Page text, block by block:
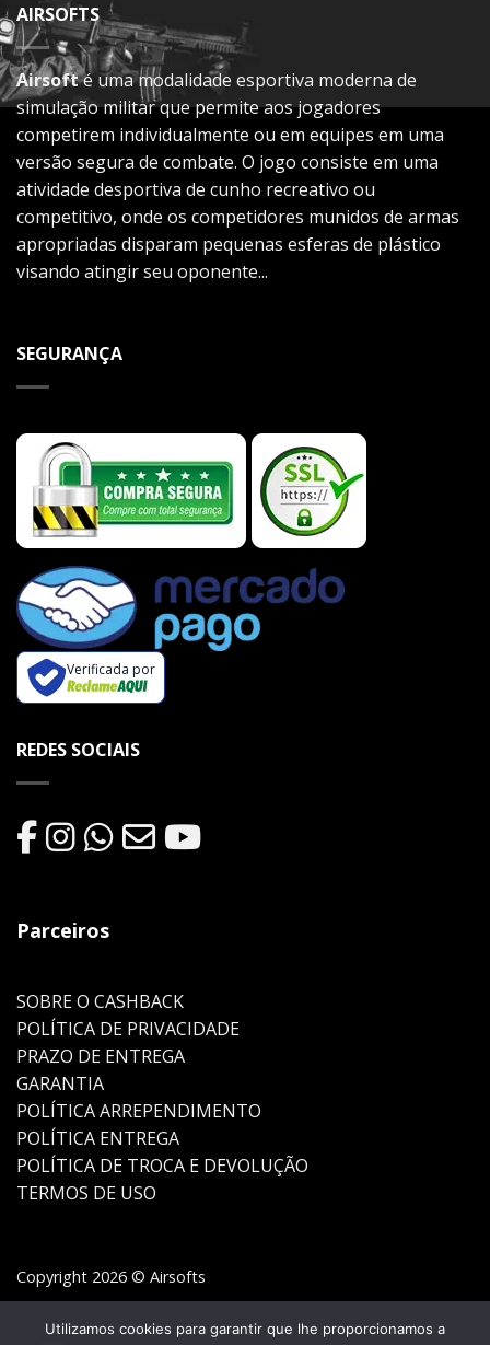
AIRSOFTS
Airsofté uma modalidade esportiva moderna de
simulação militar que permite aos jogadores
competirem individualmente ou em equipes em uma
versão segura de combate. O jogo consiste em uma
atividade desportiva de cunho recreativo ou
competitivo, onde os competidores munidos de armas
apropriadas disparam pequenas esferas de plástico
visando atingir seu oponente...
SEGURANÇA
Verificada por
REDES SOCIAIS
Parceiros
SOBRE O CASHBACK
POLÍTICA DE PRIVACIDADE
PRAZO DE ENTREGA
GARANTIA
POLÍTICA ARREPENDIMENTO
POLÍTICA ENTREGA
POLÍTICA DE TROCA E DEVOLUÇÃO
TERMOS DE USO
Copyright 2026 © Airsofts
Utilizamos cookies para garantir que lhe proporcionamos a